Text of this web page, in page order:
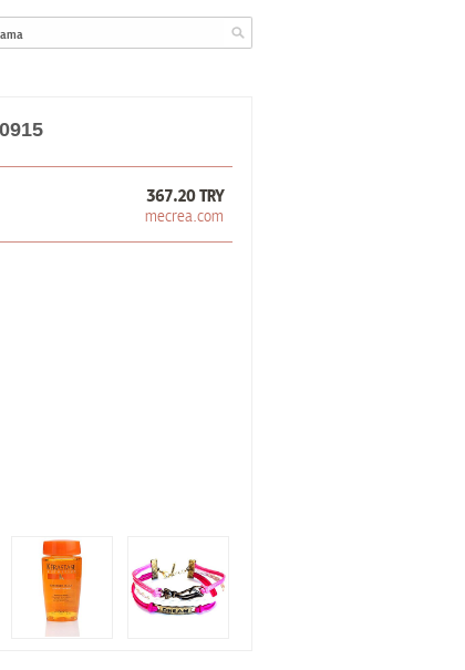
367.20 TRY
mecrea.com